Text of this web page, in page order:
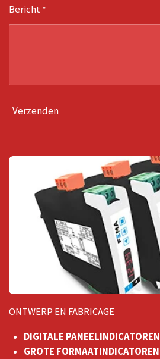
Bericht *
Verzenden
ONTWERP EN FABRICAGE
DIGITALE PANEELINDICATOREN
GROTE FORMAATINDICATOREN